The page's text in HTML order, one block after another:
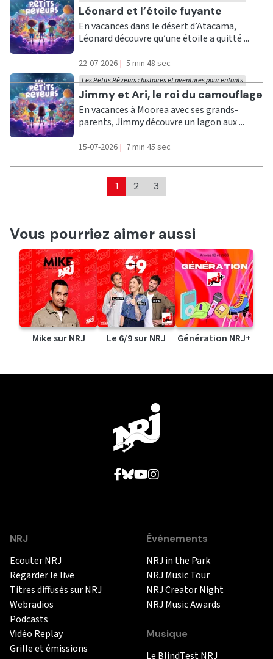
Ecouter
Léonard et l’étoile fuyante
En vacances dans le désert d’Atacama,
Léonard découvre qu’une étoile a quitté ...
22-07-2026 | 5 min 48 sec
Ecouter
Jimmy et Ari, le roi du camouflage
Les Petits Rêveurs : histoires et aventures pour enfants
En vacances à Moorea avec ses grands-
parents, Jimmy découvre un lagon aux ...
15-07-2026 | 7 min 45 sec
1 2 3
Vous pourriez aimer aussi
Mike sur NRJ Le 6/9 sur NRJ Génération NRJ+
NRJ
Ecouter NRJ
Regarder le live
Titres diffusés sur NRJ
Webradios
Podcasts
Vidéo Replay
Grille et émissions
Événements
NRJ in the Park
NRJ Music Tour
NRJ Creator Night
NRJ Music Awards
Musique
Le BlindTest NRJ